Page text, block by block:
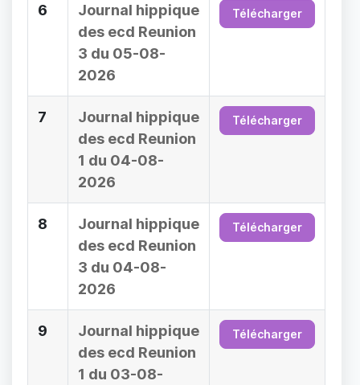
6
Journal hippique
des ecd Reunion
3 du 05-08-
2026
Télécharger
7
Journal hippique
des ecd Reunion
1 du 04-08-
2026
Télécharger
8
Journal hippique
des ecd Reunion
3 du 04-08-
2026
Télécharger
9
Journal hippique
des ecd Reunion
1 du 03-08-
Télécharger